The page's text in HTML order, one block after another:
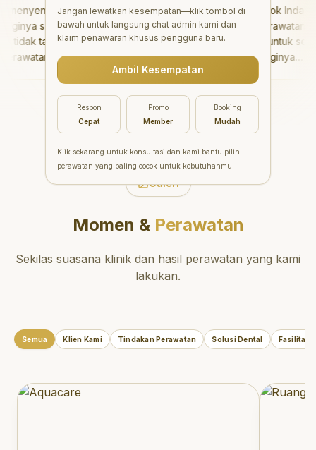
sangat baik
takut sama
tidak
setelahnya.
ke dokter
"Aesthetic Pondok Indah
menawarkan perawatan gigi
yang luar biasa untuk semua
orang. Dokter giginya
profesional, ramah, dan
meluangkan waktu untuk
mengedukasi pasien tentang
kesehatan gigi dan mulut
yang baik. Klinik ini terletak di
daerah yang strategis,
sehingga nyaman untuk
dikunjungi. Sangat
direkomendasikan untuk
dan berkualitas!
Galeri
Momen &Perawatan
Sekilas suasana klinik dan hasil perawatan yang kami
lakukan.
Semua Klien Kami Tindakan Perawatan Solusi Dental Fasilitas
Jangan lewatkan kesempatan—klik tombol di
bawah untuk langsung chat admin kami dan
klaim penawaran khusus pengguna baru.
Ambil Kesempatan
Respon
Cepat
Promo
Member
Booking
Mudah
Klik sekarang untuk konsultasi dan kami bantu pilih
perawatan yang paling cocok untuk kebutuhanmu.